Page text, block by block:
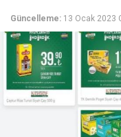
Güncelleme: 13 Ocak 2023